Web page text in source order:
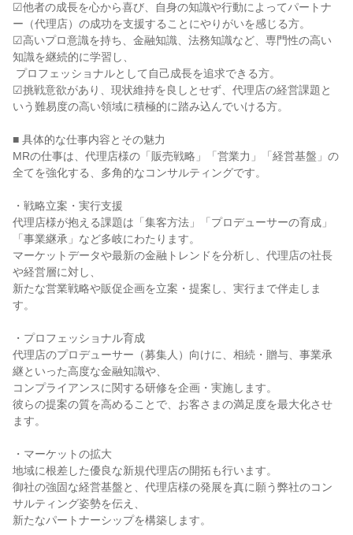
☑他者の成長を心から喜び、自身の知識や行動によってパートナ
ー（代理店）の成功を支援することにやりがいを感じる方。
☑高いプロ意識を持ち、金融知識、法務知識など、専門性の高い
知識を継続的に学習し、
☑挑戦意欲があり、現状維持を良しとせず、代理店の経営課題と
いう難易度の高い領域に積極的に踏み込んでいける方。
■ 具体的な仕事内容とその魅力
MRの仕事は、代理店様の「販売戦略」「営業力」「経営基盤」の
全てを強化する、多角的なコンサルティングです。
・戦略立案・実行支援
代理店様が抱える課題は「集客方法」「プロデューサーの育成」
「事業継承」など多岐にわたります。
マーケットデータや最新の金融トレンドを分析し、代理店の社長
や経営層に対し、
新たな営業戦略や販促企画を立案・提案し、実行まで伴走しま
す。
・プロフェッショナル育成
代理店のプロデューサー（募集人）向けに、相続・贈与、事業承
継といった高度な金融知識や、
コンプライアンスに関する研修を企画・実施します。
彼らの提案の質を高めることで、お客さまの満足度を最大化させ
ます。
・マーケットの拡大
地域に根差した優良な新規代理店の開拓も行います。
御社の強固な経営基盤と、代理店様の発展を真に願う弊社のコン
サルティング姿勢を伝え、
新たなパートナーシップを構築します。